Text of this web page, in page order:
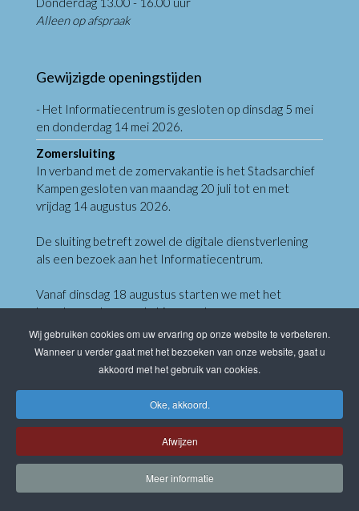
Alleen op afspraak
Gewijzigde openingstijden
- Het Informatiecentrum is gesloten op dinsdag 5 mei
en donderdag 14 mei 2026.
Zomersluiting
In verband met de zomervakantie is het Stadsarchief
Kampen gesloten van maandag 20 juli tot en met
vrijdag 14 augustus 2026.
De sluiting betreft zowel de digitale dienstverlening
als een bezoek aan het Informatiecentrum.
Vanaf dinsdag 18 augustus starten we met het
beantwoorden van de binnengekomen vragen per e-
mail.
Het Informatiecentrum is dan ook weer op afspraak
Let op: Op woensdag 7 oktober is het
Informatiecentrum geopend omdat we op donderdag
Wij gebruiken cookies om uw ervaring op onze website te verbeteren.
Wanneer u verder gaat met het bezoeken van onze website, gaat u
akkoord met het gebruik van cookies.
Oke, akkoord.
Afwijzen
Meer informatie